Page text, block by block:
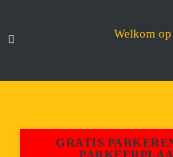
Welkom
GRATIS